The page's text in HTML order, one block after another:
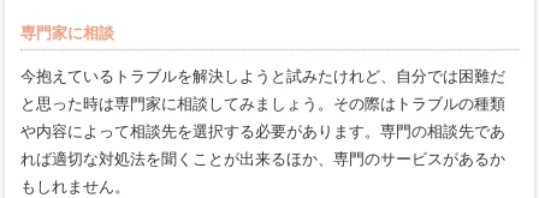
専門家に相談
今抱えているトラブルを解決しようと試みたけれど、自分では困難だ
と思った時は専門家に相談してみましょう。その際はトラブルの種類
や内容によって相談先を選択する必要があります。専門の相談先であ
れば適切な対処法を聞くことが出来るほか、専門のサービスがあるか
もしれません。